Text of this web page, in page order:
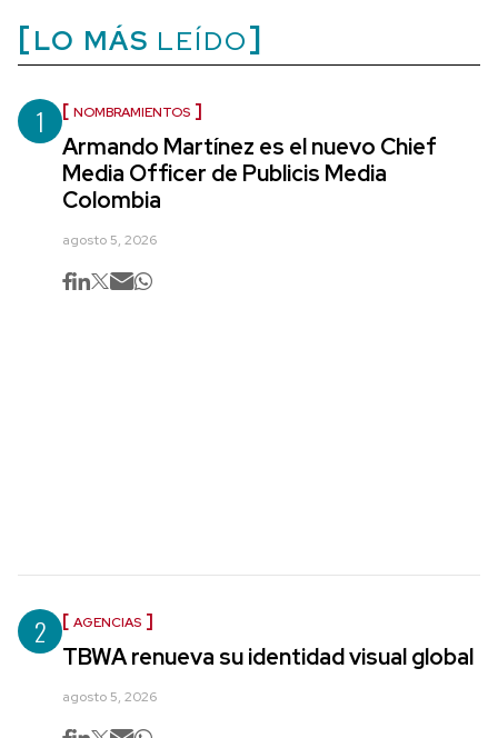
LO MÁS LEÍDO
1 NOMBRAMIENTOS
Armando Martínez es el nuevo Chief
Media Officer de Publicis Media
Colombia
agosto 5, 2026
2 AGENCIAS
TBWA renueva su identidad visual global
agosto 5, 2026